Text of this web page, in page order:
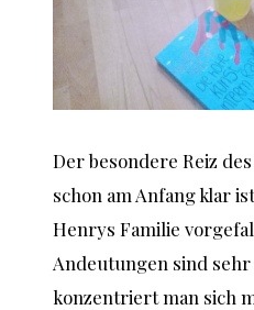
Der besondere Reiz
schon am Anfang klar
Henrys Familie
Andeutungen sind
konzentriert man sich